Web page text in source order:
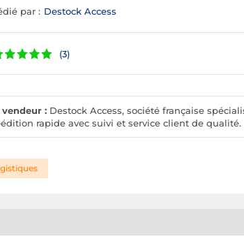
par : Destock Access
(3)
: Destock Access, société française
rapide avec suivi et service client de qualité.